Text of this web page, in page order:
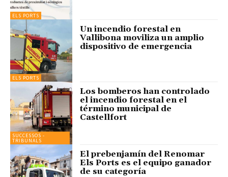
ELS PORTS
ELS PORTS
Un incendio forestal en
Vallibona moviliza un amplio
dispositivo de emergencia
SUCCESSOS -
TRIBUNALS
Los bomberos han controlado
el incendio forestal en el
término municipal de
Castellfort
El prebenjamín del Renomar
Els Ports es el equipo ganador
de su categoría